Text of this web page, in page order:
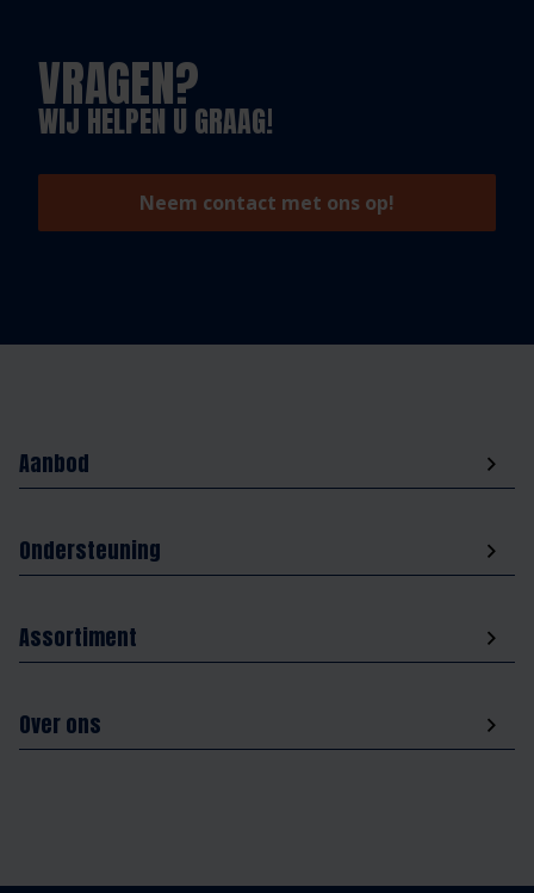
VRAGEN?
WIJ HELPEN U GRAAG!
Neem contact met ons op!
Aanbod
Ondersteuning
Assortiment
Over ons